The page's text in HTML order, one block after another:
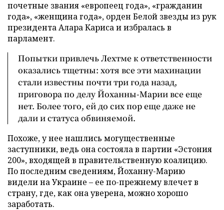
почетные звания «европеец года», «гражданин
года», «женщина года», орден Белой звезды из рук
президента Алара Кариса и избралась в
парламент.
Попытки привлечь Лехтме к ответственности
оказались тщетны: хотя все эти махинации
стали известны почти три года назад,
приговора по делу Йоханны-Марии все еще
нет. Более того, ей до сих пор еще даже не
дали и статуса обвиняемой.
Похоже, у нее нашлись могущественные
заступники, ведь она состояла в партии «Эстония
200», входящей в правительственную коалицию.
По последним сведениям, Йоханну-Марию
видели на Украине – ее по-прежнему влечет в
страну, где, как она уверена, можно хорошо
заработать.